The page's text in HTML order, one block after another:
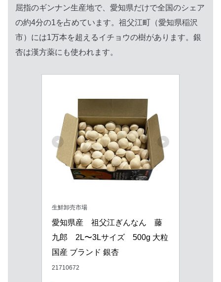
屈指のギンナン生産地で、愛知県だけで全国のシェア
の約4分の1を占めています。祖父江町（愛知県稲沢
市）には1万本を超えるイチョウの樹があります。銀
杏は漢方薬にも使われます。
生鮮卸売市場
愛知県産　祖父江ぎんなん　藤
九郎　2L〜3Lサイズ　500g 大粒
国産 ブランド 銀杏
21710672